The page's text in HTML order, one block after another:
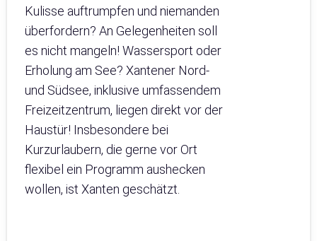
Kulisse auftrumpfen und niemanden
überfordern? An Gelegenheiten soll
es nicht mangeln! Wassersport oder
Erholung am See? Xantener Nord-
und Südsee, inklusive umfassendem
Freizeitzentrum, liegen direkt vor der
Haustür! Insbesondere bei
Kurzurlaubern, die gerne vor Ort
flexibel ein Programm aushecken
wollen, ist Xanten geschätzt.